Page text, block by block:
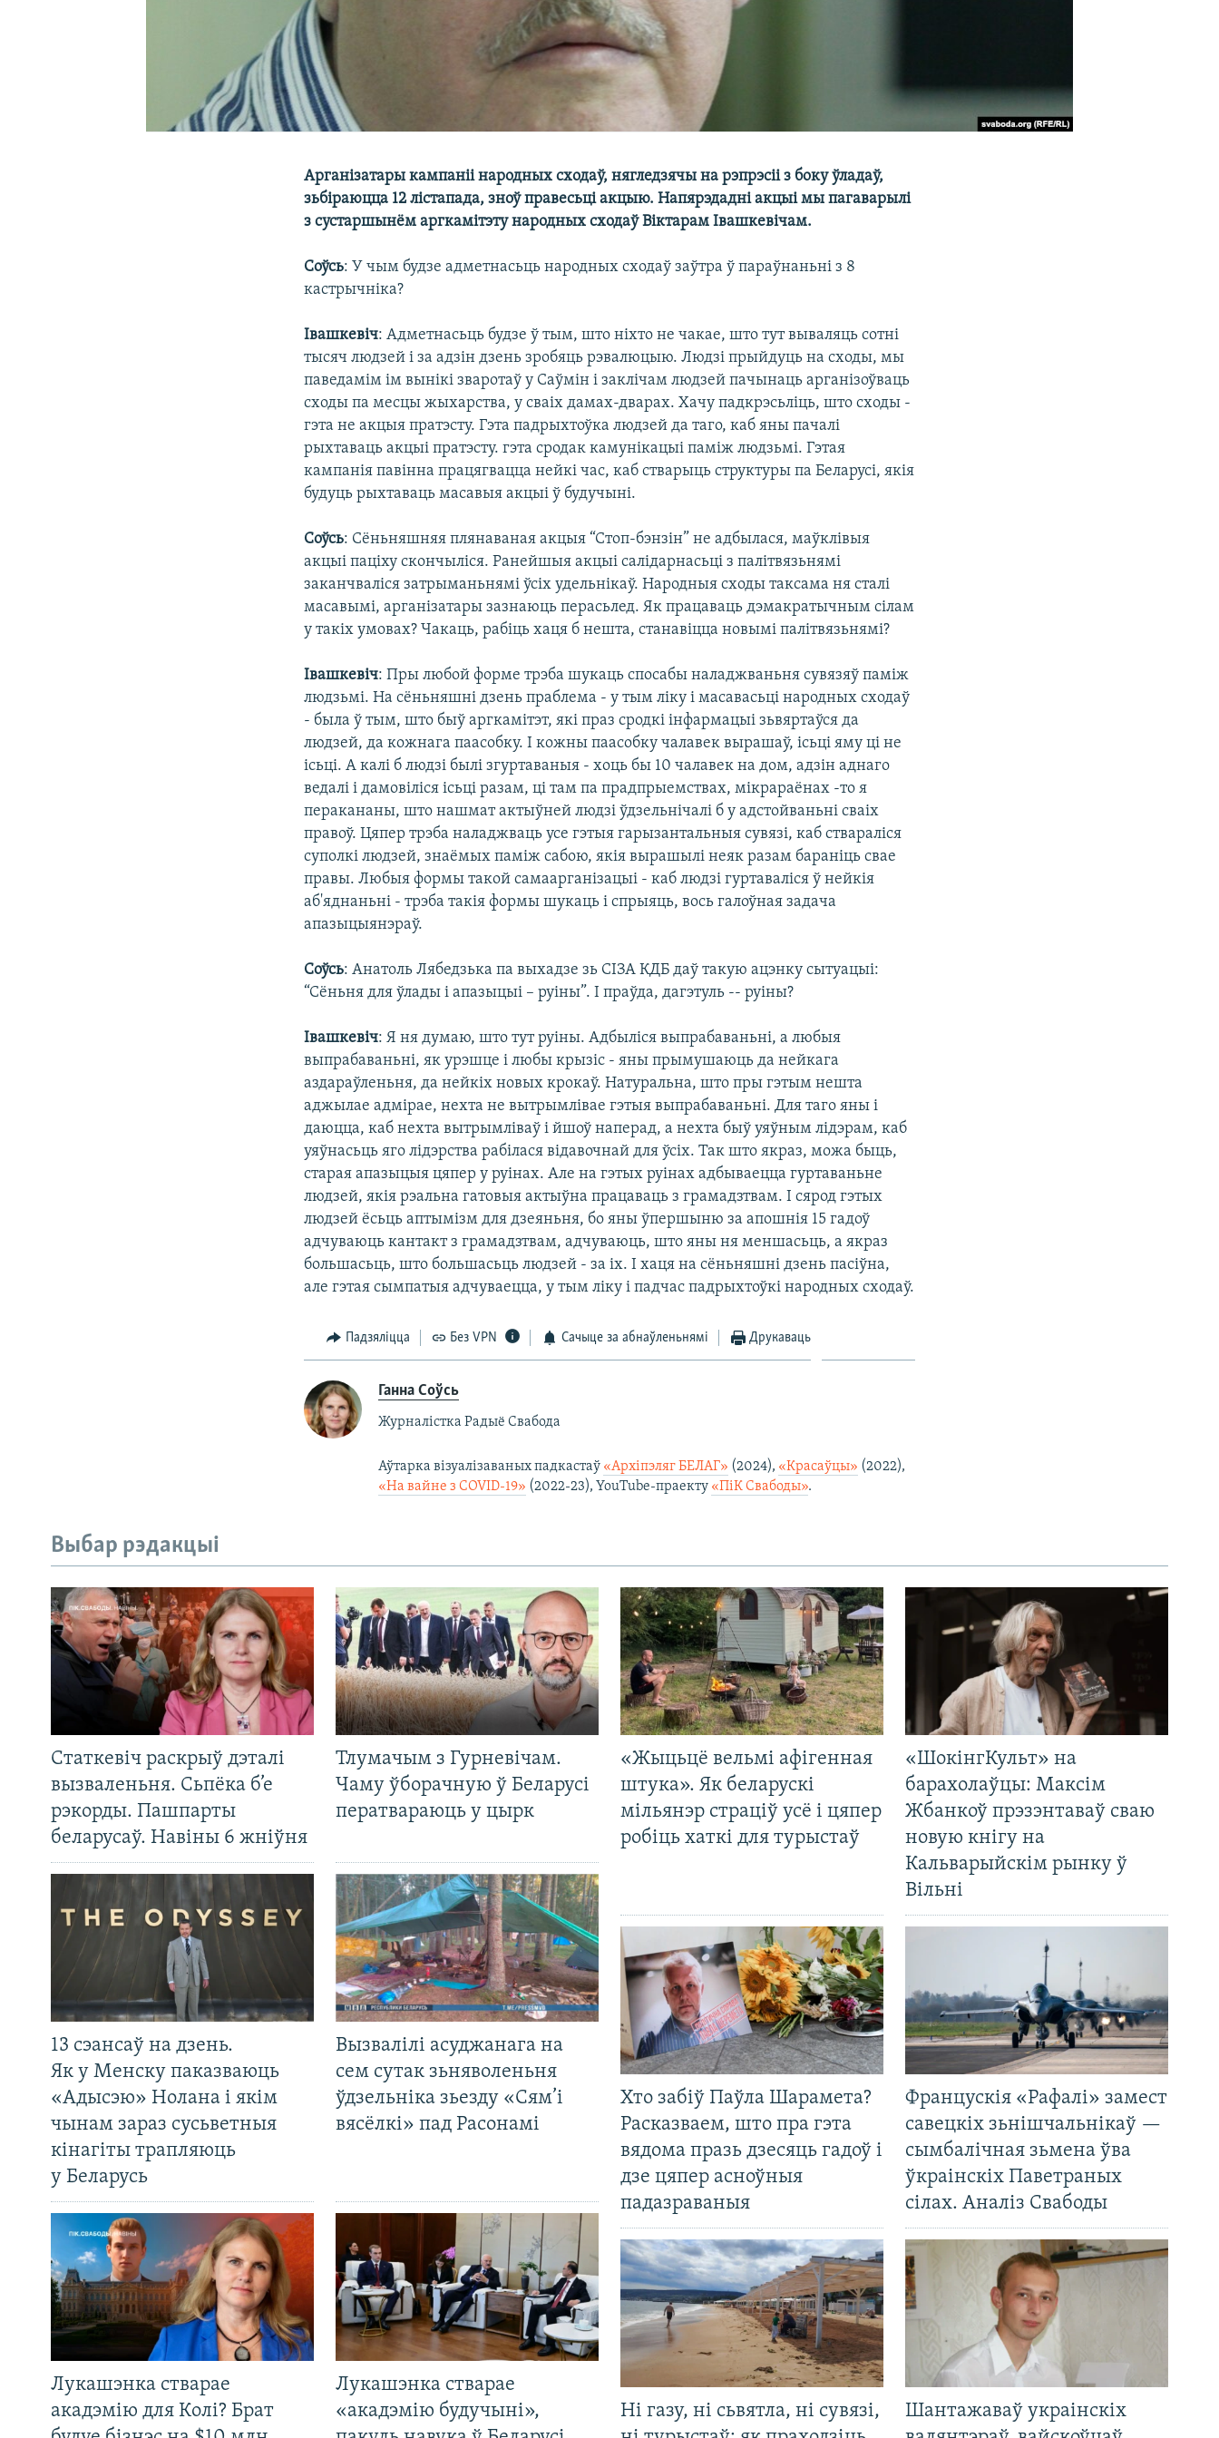
Арганізатары кампаніі народных сходаў, нягледзячы на рэпрэсіі з боку ўладаў,
зьбіраюцца 12 лістапада, зноў правесьці акцыю. Напярэдадні акцыі мы пагаварылі
з сустаршынём аргкамітэту народных сходаў Віктарам Івашкевічам.
Соўсь: У чым будзе адметнасьць народных сходаў заўтра ў параўнаньні з 8
кастрычніка?
Івашкевіч: Адметнасьць будзе ў тым, што ніхто не чакае, што тут вываляць сотні
тысяч людзей і за адзін дзень зробяць рэвалюцыю. Людзі прыйдуць на сходы, мы
паведамім ім вынікі зваротаў у Саўмін і заклічам людзей пачынаць арганізоўваць
сходы па месцы жыхарства, у сваіх дамах-дварах. Хачу падкрэсьліць, што сходы -
гэта не акцыя пратэсту. Гэта падрыхтоўка людзей да таго, каб яны пачалі
рыхтаваць акцыі пратэсту. гэта сродак камунікацыі паміж людзьмі. Гэтая
кампанія павінна працягвацца нейкі час, каб стварыць структуры па Беларусі, якія
будуць рыхтаваць масавыя акцыі ў будучыні.
Соўсь: Сёньняшняя плянаваная акцыя “Стоп-бэнзін” не адбылася, маўклівыя
акцыі паціху скончыліся. Ранейшыя акцыі салідарнасьці з палітвязьнямі
заканчваліся затрыманьнямі ўсіх удельнікаў. Народныя сходы таксама ня сталі
масавымі, арганізатары зазнаюць перасьлед. Як працаваць дэмакратычным сілам
у такіх умовах? Чакаць, рабіць хаця б нешта, станавіцца новымі палітвязьнямі?
Івашкевіч: Пры любой форме трэба шукаць спосабы наладжваньня сувязяў паміж
людзьмі. На сёньняшні дзень праблема - у тым ліку і масавасьці народных сходаў
- была ў тым, што быў аргкамітэт, які праз сродкі інфармацыі зьвяртаўся да
людзей, да кожнага паасобку. І кожны паасобку чалавек вырашаў, ісьці яму ці не
ісьці. А калі б людзі былі згуртаваныя - хоць бы 10 чалавек на дом, адзін аднаго
ведалі і дамовіліся ісьці разам, ці там па прадпрыемствах, мікрараёнах -то я
перакананы, што нашмат актыўней людзі ўдзельнічалі б у адстойваньні сваіх
правоў. Цяпер трэба наладжваць усе гэтыя гарызантальныя сувязі, каб ствараліся
суполкі людзей, знаёмых паміж сабою, якія вырашылі неяк разам бараніць свае
правы. Любыя формы такой самаарганізацыі - каб людзі гуртаваліся ў нейкія
аб'яднаньні - трэба такія формы шукаць і спрыяць, вось галоўная задача
апазыцыянэраў.
Соўсь: Анатоль Лябедзька па выхадзе зь СІЗА КДБ даў такую ацэнку сытуацыі:
“Сёньня для ўлады і апазыцыі – руіны”. І праўда, дагэтуль -- руіны?
Івашкевіч: Я ня думаю, што тут руіны. Адбыліся выпрабаваньні, а любыя
выпрабаваньні, як урэшце і любы крызіс - яны прымушаюць да нейкага
аздараўленьня, да нейкіх новых крокаў. Натуральна, што пры гэтым нешта
аджылае адмірае, нехта не вытрымлівае гэтыя выпрабаваньні. Для таго яны і
даюцца, каб нехта вытрымліваў і йшоў наперад, а нехта быў уяўным лідэрам, каб
уяўнасьць яго лідэрства рабілася відавочнай для ўсіх. Так што якраз, можа быць,
старая апазыцыя цяпер у руінах. Але на гэтых руінах адбываецца гуртаваньне
людзей, якія рэальна гатовыя актыўна працаваць з грамадзтвам. І сярод гэтых
людзей ёсьць аптымізм для дзеяньня, бо яны ўпершыню за апошнія 15 гадоў
адчуваюць кантакт з грамадзтвам, адчуваюць, што яны ня меншасьць, а якраз
большасьць, што большасьць людзей - за іх. І хаця на сёньняшні дзень пасіўна,
але гэтая сымпатыя адчуваецца, у тым ліку і падчас падрыхтоўкі народных сходаў.
Падзяліцца Без VPN Сачыце за абнаўленьнямі Друкаваць
Ганна Соўсь
Журналістка Радыё Свабода
Аўтарка візуалізаваных падкастаў «Архіпэляг БЕЛАГ» (2024), «Красаўцы» (2022),
«На вайне з COVID-19» (2022-23), YouTube-праекту «ПіК Свабоды».
Выбар рэдакцыі
Статкевіч раскрыў дэталі
вызваленьня. Сьпёка б’е
рэкорды. Пашпарты
беларусаў. Навіны 6 жніўня
Тлумачым з Гурневічам.
Чаму ўборачную ў Беларусі
ператвараюць у цырк
13 сэансаў на дзень.
Як у Менску паказваюць
«Адысэю» Нолана і якім
чынам зараз сусьветныя
кінагіты трапляюць
у Беларусь
Вызвалілі асуджанага на
сем сутак зьняволеньня
ўдзельніка зьезду «Сям’і
вясёлкі» пад Расонамі
Лукашэнка стварае
акадэмію для Колі? Брат
Лукашэнка стварае
«акадэмію будучыні»,
«Жыцьцё вельмі афігенная
штука». Як беларускі
мільянэр страціў усё і цяпер
робіць хаткі для турыстаў
«ШокінгКульт» на
барахолаўцы: Максім
Жбанкоў прэзэнтаваў сваю
новую кнігу на
Кальварыйскім рынку ў
Вільні
Хто забіў Паўла Шарамета?
Расказваем, што пра гэта
вядома празь дзесяць гадоў і
дзе цяпер асноўныя
падазраваныя
Францускія «Рафалі» замест
савецкіх зьнішчальнікаў —
сымбалічная зьмена ўва
ўкраінскіх Паветраных
сілах. Аналіз Свабоды
Ні газу, ні сьвятла, ні сувязі,
Шантажаваў украінскіх